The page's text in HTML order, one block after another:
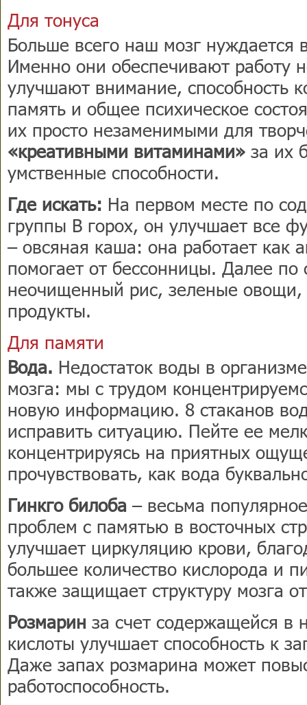
Для тонуса
Больше всего наш мозг нуждается
Именно они обеспечивают работу
улучшают внимание, способность
память и общее психическое
их просто незаменимыми для
«креативными витаминами» за их
умственные способности.
Где искать: На первом месте по
группы В горох, он улучшает все
– овсяная каша: она работает как
помогает от бессонницы. Далее по
неочищенный рис, зеленые
продукты.
Для памяти
Вода. Недостаток воды в
мозга: мы с трудом
новую информацию. 8 стаканов
исправить ситуацию. Пейте ее
концентрируясь на приятных
прочувствовать, как вода
Гинкго билоба – весьма
проблем с памятью в восточных
улучшает циркуляцию крови,
большее количество кислорода и
также защищает структуру мозга
Розмарин за счет содержащейся в
кислоты улучшает способность к
Даже запах розмарина может
работоспособность.